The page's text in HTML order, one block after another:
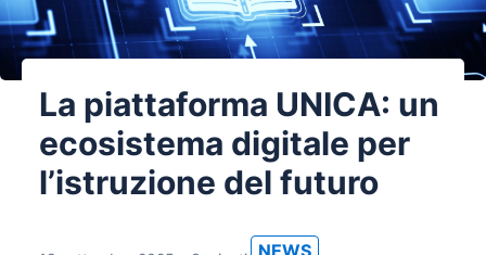
La piattaforma UNICA: un
ecosistema digitale per
l’istruzione del futuro
NEWS